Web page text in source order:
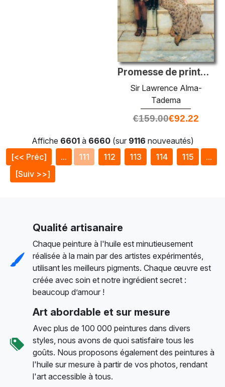
Promesse de printemps
Sir Lawrence Alma-
Tadema
€159.00€92.22
Affiche 6601à 6660(sur 9116 nouveautés)
[<< Préc]
... 111 112 113 114 115
...
[Suiv >>]
Qualité artisanaire
Chaque peinture à l'huile est minutieusement
réalisée à la main par des artistes expérimentés,
utilisant les meilleurs pigments. Chaque œuvre est
créée avec soin et notre ingrédient secret :
beaucoup d’amour !
Art abordable et sur mesure
Avec plus de 100 000 peintures dans divers
styles, nous avons de quoi satisfaire tous les
goûts. Nous proposons également des peintures à
l'huile sur mesure à partir de vos photos, rendant
l'art accessible à tous.